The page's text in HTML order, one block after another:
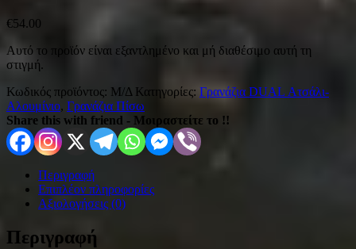
€54.00
Αυτό το προϊόν είναι εξαντλημένο και μή διαθέσιμο αυτή τη
στιγμή.
Κωδικός προϊόντος: Μ/Δ Κατηγορίες: Γρανάζια DUAL Ατσάλι-
Αλουμίνιο, Γρανάζια Πίσω
Share this with friend - Μοιραστείτε το !!
Περιγραφή
Επιπλέον πληροφορίες
Αξιολογήσεις (0)
Περιγραφή